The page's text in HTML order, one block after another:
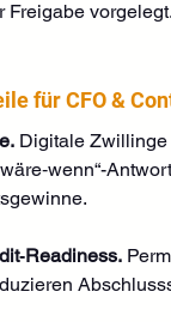
Freigabe vorgelegt.
für CFO &
Digitale Zwillinge